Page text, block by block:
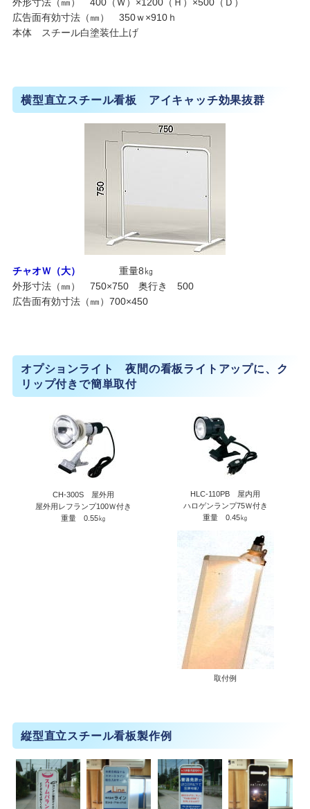
広告面有効寸法（㎜） 350ｗ×910ｈ
本体 スチール白塗装仕上げ
横型直立スチール看板 アイキャッチ効果抜群
チャオＷ（大）
重量8㎏
外形寸法（㎜） 750×750 奥行き 500
広告面有効寸法（㎜）700×450
オプションライト 夜間の看板ライトアップに、ク
リップ付きで簡単取付
CH-300S 屋外用
屋外用レフランプ100Ｗ付き
重量 0.55㎏
HLC-110PB 屋内用
ハロゲンランプ75Ｗ付き
重量 0.45㎏
取付例
縦型直立スチール看板製作例